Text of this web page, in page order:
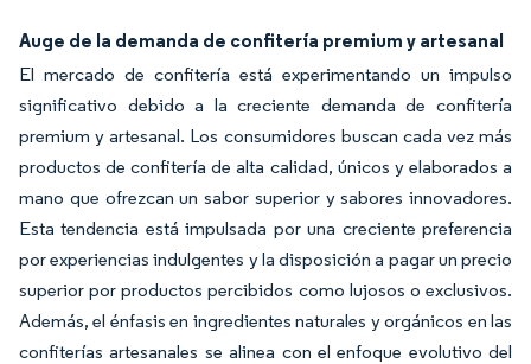
Auge de la demanda de confitería premium y artesanal
El mercado de confitería está experimentando un impulso
significativo debido a la creciente demanda de confitería
premium y artesanal. Los consumidores buscan cada vez más
productos de confitería de alta calidad, únicos y elaborados a
mano que ofrezcan un sabor superior y sabores innovadores.
Esta tendencia está impulsada por una creciente preferencia
por experiencias indulgentes y la disposición a pagar un precio
superior por productos percibidos como lujosos o exclusivos.
Además, el énfasis en ingredientes naturales y orgánicos en las
confiterías artesanales se alinea con el enfoque evolutivo del